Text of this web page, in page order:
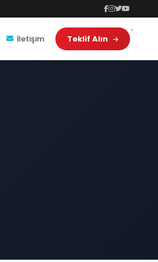
İletişim Teklif Alın